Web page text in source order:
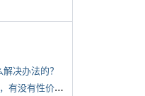
决办法的？
*
想请教有经验的蛋友，想给媳妇7夕买个跳蛋，有没有性价比高的推荐